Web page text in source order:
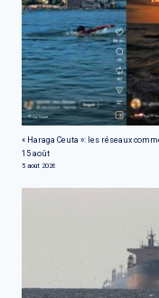
« Haraga Ceuta »: les réseaux
15 août
5 août 2026